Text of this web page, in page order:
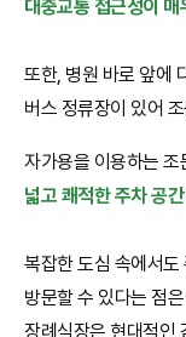
대중교통 접근성이
또한, 병원 바로 앞에
버스 정류장이 있어
자가용을 이용하는 조
넓고 쾌적한 주차 공간
복잡한 도심 속에서도
방문할 수 있다는 점
장례식장은 현대적인